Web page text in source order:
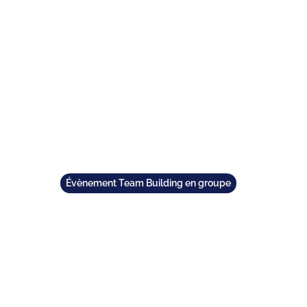
Évènement Team Building en groupe